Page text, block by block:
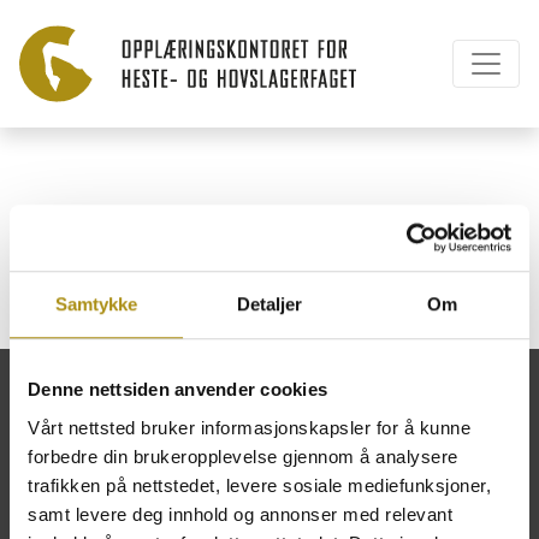
Samtykke Detaljer Om
Denne nettsiden anvender cookies
Vårt nettsted bruker informasjonskapsler for å kunne
forbedre din brukeropplevelse gjennom å analysere
trafikken på nettstedet, levere sosiale mediefunksjoner,
samt levere deg innhold og annonser med relevant
Cookie-erklæring
Opplæringskontoret for heste- og
hovslagerfaget